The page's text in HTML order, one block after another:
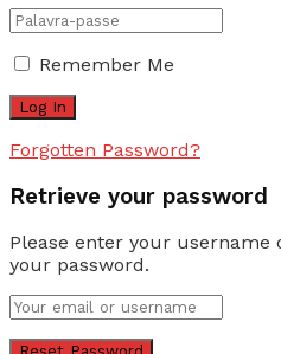
Remember Me
Forgotten Password?
Retrieve your password
Please enter your username
your password.